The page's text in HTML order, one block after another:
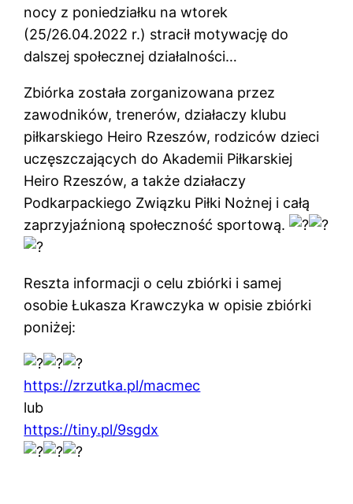
nocy z poniedziałku na wtorek
(25/26.04.2022 r.) stracił motywację do
dalszej społecznej działalności…
Zbiórka została zorganizowana przez
zawodników, trenerów, działaczy klubu
piłkarskiego Heiro Rzeszów, rodziców dzieci
uczęszczających do Akademii Piłkarskiej
Heiro Rzeszów, a także działaczy
Podkarpackiego Związku Piłki Nożnej i całą
zaprzyjaźnioną społeczność sportową.
Reszta informacji o celu zbiórki i samej
osobie Łukasza Krawczyka w opisie zbiórki
poniżej:
https://zrzutka.pl/macmec
lub
https://tiny.pl/9sgdx